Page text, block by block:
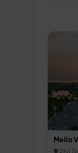
Melia